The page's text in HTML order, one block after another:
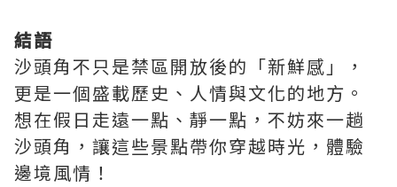
結語
沙頭角不只是禁區開放後的「新鮮感」，
更是一個盛載歷史、人情與文化的地方。
想在假日走遠一點、靜一點，不妨來一趟
沙頭角，讓這些景點帶你穿越時光，體驗
邊境風情！